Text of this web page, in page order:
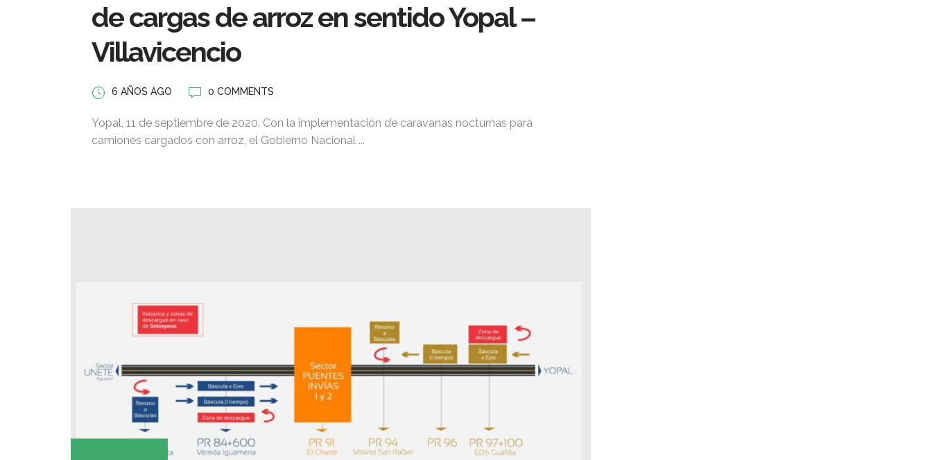
de cargas de arroz en sentido Yopal –
Villavicencio
6 AÑOS AGO 0 COMMENTS
Yopal, 11 de septiembre de 2020. Con la implementación de caravanas nocturnas para
camiones cargados con arroz, el Gobierno Nacional ...